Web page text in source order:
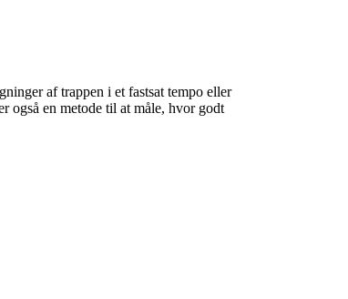
af trappen i et fastsat tempo eller
også en metode til at måle, hvor godt